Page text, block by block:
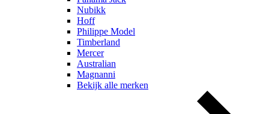
Nubikk
Hoff
Philippe Model
Timberland
Mercer
Australian
Magnanni
Bekijk alle merken